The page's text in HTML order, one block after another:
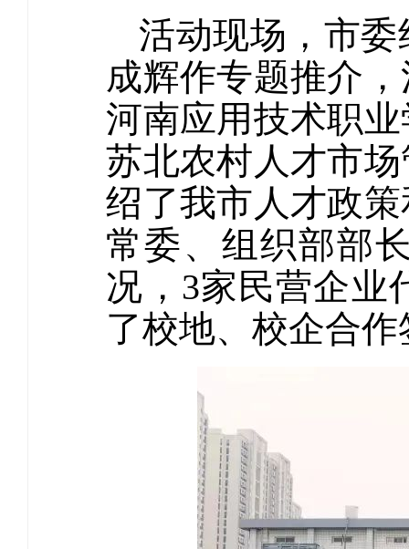
活动现场，市
成辉作专题推介
河南应用技术职
苏北农村人才市
绍了我市人才政
常委、组织部部
况，3家民营企业
了校地、校企合